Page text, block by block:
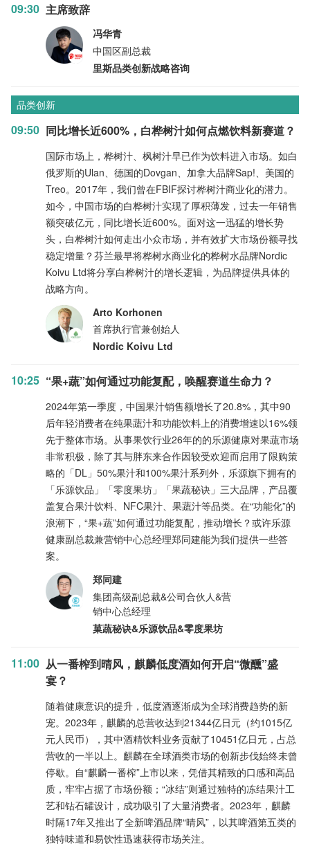
09:30 主席致辞
冯华青
中国区副总裁
里斯品类创新战略咨询
品类创新
09:50 同比增长近600%，白桦树汁如何点燃饮料新赛道？
国际市场上，桦树汁、枫树汁早已作为饮料进入市场。如白
俄罗斯的Ulan、德国的Dovgan、加拿大品牌Sap!、美国的
Treo。2017年，我们曾在FBIF探讨桦树汁商业化的潜力。
如今，中国市场的白桦树汁实现了厚积薄发，过去一年销售
额突破亿元，同比增长近600%。面对这一迅猛的增长势
头，白桦树汁如何走出小众市场，并有效扩大市场份额寻找
稳定增量？芬兰最早将桦树水商业化的桦树水品牌Nordic
Koivu Ltd将分享白桦树汁的增长逻辑，为品牌提供具体的
战略方向。
Arto Korhonen
首席执行官兼创始人
Nordic Koivu Ltd
10:25 “果+蔬”如何通过功能复配，唤醒赛道生命力？
2024年第一季度，中国果汁销售额增长了20.8%，其中90
后年轻消费者在纯果蔬汁和功能饮料上的消费增速以16%领
先于整体市场。从事果饮行业26年的的乐源健康对果蔬市场
非常积极，除了其与胖东来合作因较受欢迎而启用了限购策
略的「DL」50%果汁和100%果汁系列外，乐源旗下拥有的
「乐源饮品」「零度果坊」「果蔬秘诀」三大品牌，产品覆
盖复合果汁饮料、NFC果汁、果蔬汁等品类。在“功能化”的
浪潮下，“果+蔬”如何通过功能复配，推动增长？或许乐源
健康副总裁兼营销中心总经理郑同建能为我们提供一些答
案。
郑同建
集团高级副总裁&公司合伙人&营
销中心总经理
菓蔬秘诀&乐源饮品&零度果坊
11:00 从一番榨到晴风，麒麟低度酒如何开启“微醺”盛
宴？
随着健康意识的提升，低度酒逐渐成为全球消费趋势的新
宠。2023年，麒麟的总营收达到21344亿日元（约1015亿
元人民币），其中酒精饮料业务贡献了10451亿日元，占总
营收的一半以上。麒麟在全球酒类市场的创新步伐始终未曾
停歇。自“麒麟一番榨”上市以来，凭借其精致的口感和高品
质，牢牢占据了市场份额；“冰结”则通过独特的冻结果汁工
艺和钻石罐设计，成功吸引了大量消费者。2023年，麒麟
时隔17年又推出了全新啤酒品牌“晴风”，以其啤酒第五类的
独特味道和易饮性迅速获得市场关注。